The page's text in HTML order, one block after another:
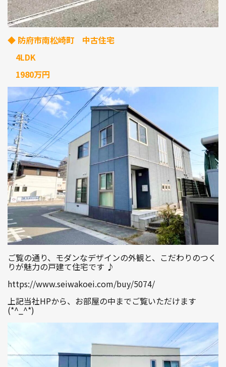
◆ 防府市南松崎町 中古住宅
4LDK
1980万円
ご覧の通り、モダンなデザインの外観と、こだわりのつく
りが魅力の戸建て住宅です ♪
https://www.seiwakoei.com/buy/5074/
上記当社HPから、お部屋の中までご覧いただけます
(*^_^*)